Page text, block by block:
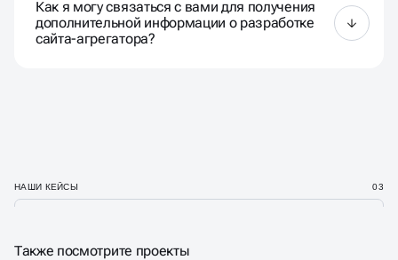
эффективность нашей работы.
Как я могу связаться с вами для получения
дополнительной информации о разработке
сайта-агрегатора?
НАШИ КЕЙСЫ 03
Также посмотрите проекты